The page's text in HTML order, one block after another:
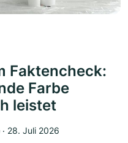
Faktencheck:
Farbe
leistet
‧ 28. Juli 2026